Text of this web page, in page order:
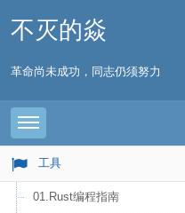
不灭的焱
革命尚未成功，同志仍须努力
Toggle navigation
工具
01.Rust编程指南